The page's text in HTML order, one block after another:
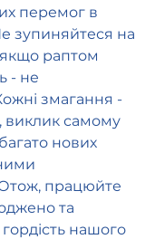
перемог в
зупиняйтеся на
раптом
- не
змагання -
виклик самому
нових
працюйте
та
нашого